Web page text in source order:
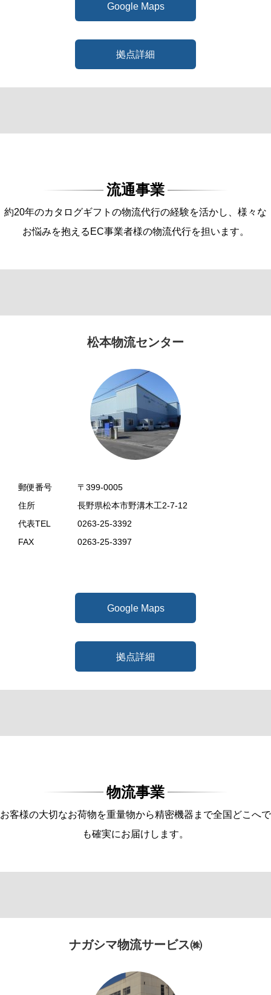
Google Maps
拠点詳細
流通事業
約20年のカタログギフトの物流代行の経験を活かし、様々な
お悩みを抱えるEC事業者様の物流代行を担います。
松本物流センター
郵便番号
〒399-0005
住所
長野県松本市野溝木工2-7-12
代表TEL
0263-25-3392
FAX
0263-25-3397
Google Maps
拠点詳細
物流事業
お客様の大切なお荷物を重量物から精密機器まで全国どこへで
も確実にお届けします。
ナガシマ物流サービス㈱